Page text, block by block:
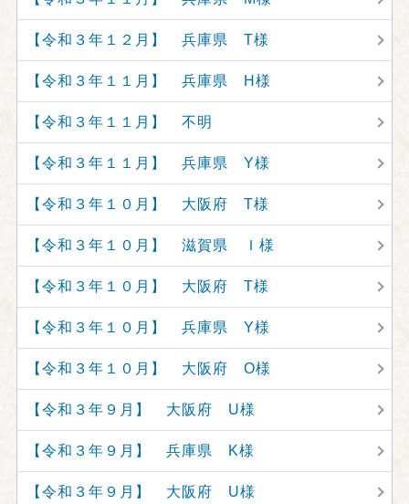
【令和３年１２月】 兵庫県 T様
【令和３年１１月】 兵庫県 H様
【令和３年１１月】 不明
【令和３年１１月】 兵庫県 Y様
【令和３年１０月】 大阪府 T様
【令和３年１０月】 滋賀県 Ｉ様
【令和３年１０月】 大阪府 T様
【令和３年１０月】 兵庫県 Y様
【令和３年１０月】 大阪府 O様
【令和３年９月】 大阪府 U様
【令和３年９月】 兵庫県 K様
【令和３年９月】 大阪府 U様